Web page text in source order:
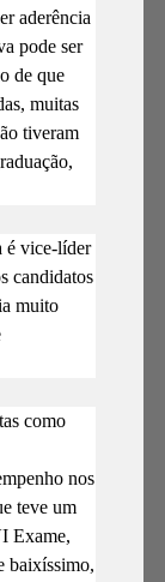
aderência
pode ser
de que
muitas
tiveram
é vice-líder
candidatos
muito
como
nos
teve um
Exame,
baixíssimo,